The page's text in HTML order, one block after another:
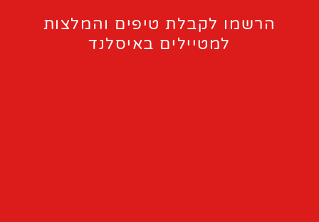
הרשמו לקבלת טיפים והמלצות
למטיילים באיסלנד